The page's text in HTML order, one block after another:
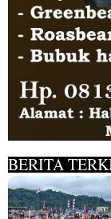
BERITA